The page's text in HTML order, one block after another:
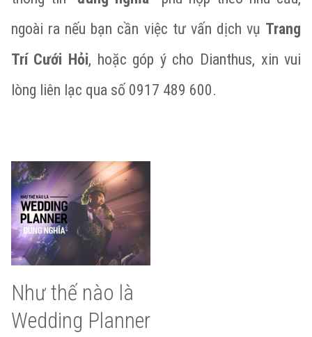
ngoài ra nếu bạn cần việc tư vấn dịch vụ Trang
Trí Cưới Hỏi, hoặc góp ý cho Dianthus, xin vui
lòng liên lạc qua số 0917 489 600.
Như thế nào là
Wedding Planner